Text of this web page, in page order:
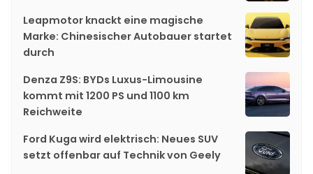
Leapmotor knackt eine magische
Marke: Chinesischer Autobauer startet
durch
Denza Z9S: BYDs Luxus-Limousine
kommt mit 1200 PS und 1100 km
Reichweite
Ford Kuga wird elektrisch: Neues SUV
setzt offenbar auf Technik von Geely